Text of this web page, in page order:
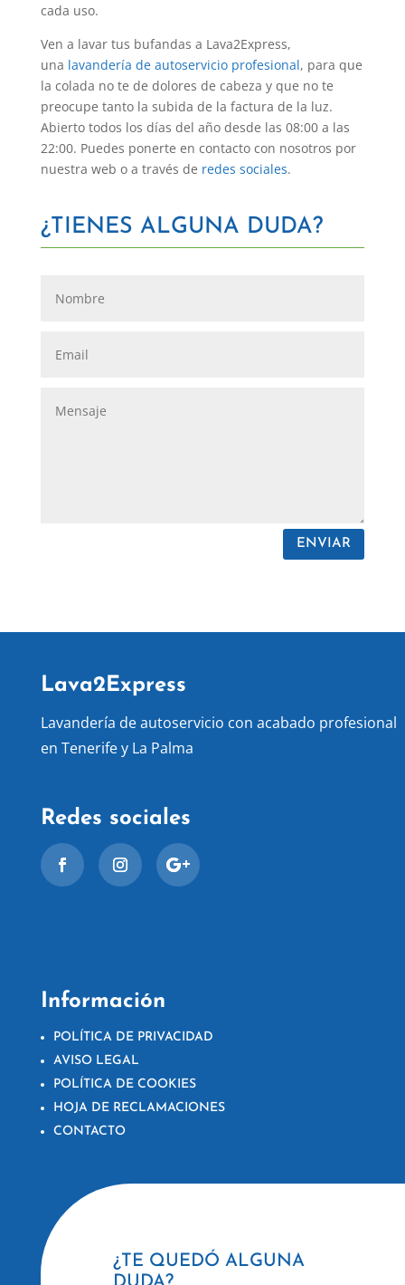
cada uso.
Ven a lavar tus bufandas a Lava2Express,
una lavandería de autoservicio profesional, para que
la colada no te de dolores de cabeza y que no te
preocupe tanto la subida de la factura de la luz.
Abierto todos los días del año desde las 08:00 a las
22:00. Puedes ponerte en contacto con nosotros por
nuestra web o a través de redes sociales.
¿TIENES ALGUNA DUDA?
ENVIAR
Lava2Express
Lavandería de autoservicio con acabado profesional
en Tenerife y La Palma
Redes sociales
Información
POLÍTICA DE PRIVACIDAD
AVISO LEGAL
POLÍTICA DE COOKIES
HOJA DE RECLAMACIONES
CONTACTO
¿TE QUEDÓ ALGUNA